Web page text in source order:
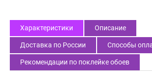
Характеристики Описание
Доставка по России Способы
Рекомендации по поклейке обоев